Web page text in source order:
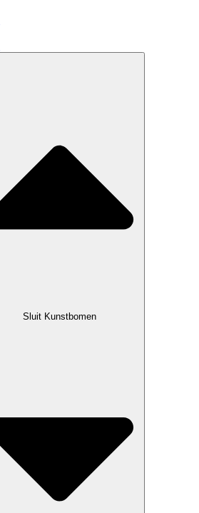
Sluit Kunstbomen